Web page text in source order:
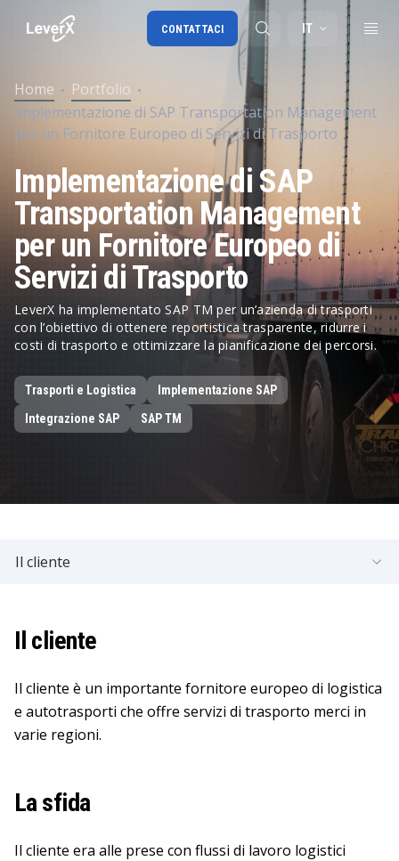
Migrazione a SAP S/4HANA
SAP Ariba
Digital Supply Chain
IT
CONTATTACI
Home
Portfolio
Implementazione di SAP Transportation Management
per un Fornitore Europeo di Servizi di Trasporto
Implementazione di SAP
Transportation Management
per un Fornitore Europeo di
Servizi di Trasporto
LeverX ha implementato SAP TM per un’azienda di trasporti
con l’obiettivo di ottenere reportistica trasparente, ridurre i
costi di trasporto e ottimizzare la pianificazione dei percorsi.
Trasporti e Logistica
Implementazione SAP
Integrazione SAP
SAP TM
Il cliente
Il cliente
Il cliente è un importante fornitore europeo di logistica
e autotrasporti che offre servizi di trasporto merci in
varie regioni.
La sfida
Il cliente era alle prese con flussi di lavoro logistici